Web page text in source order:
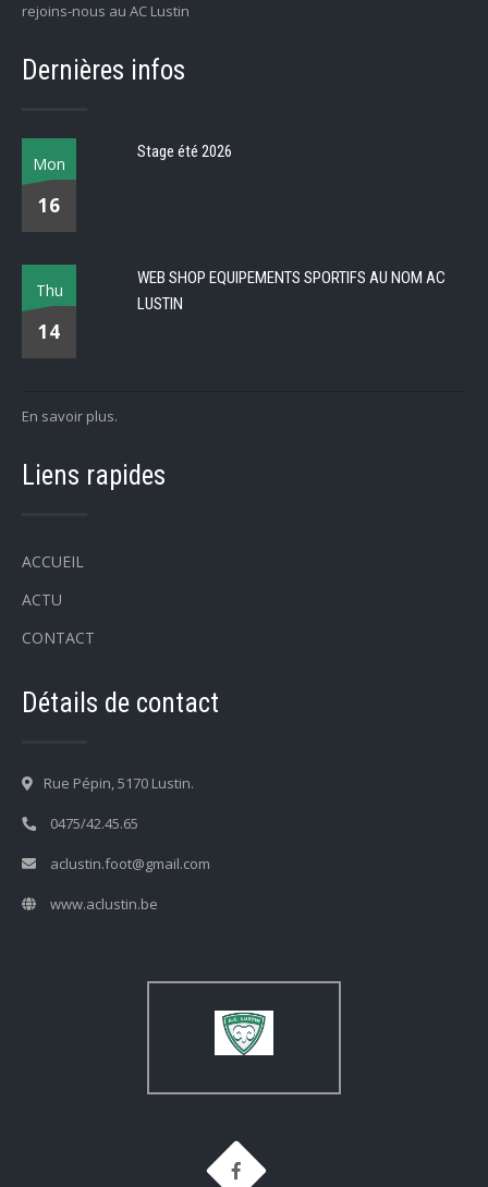
rejoins-nous au AC Lustin
Dernières infos
Mon
16
Stage été 2026
Thu
14
WEB SHOP EQUIPEMENTS SPORTIFS AU NOM AC
LUSTIN
En savoir plus.
Liens rapides
ACCUEIL
ACTU
CONTACT
Détails de contact
Rue Pépin, 5170 Lustin.
0475/42.45.65
aclustin.foot@gmail.com
www.aclustin.be